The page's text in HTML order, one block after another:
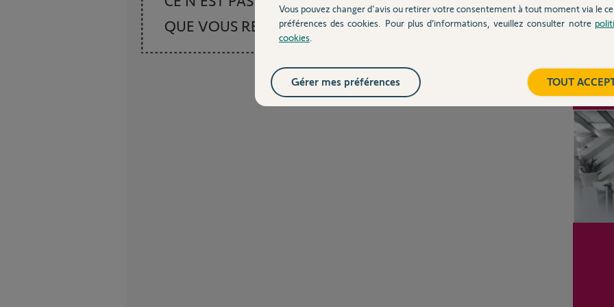
QUE VOUS RECHERCHEZ
Posez votre question
Vous pouvez changer d'avis ou retirer votre consentement à tout moment via le
préférences des cookies. Pour plus d’informations, veuillez consulter notre
cookies
TOUT
Gérer mes préférences